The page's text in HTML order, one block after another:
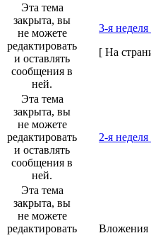
Эта тема
закрыта, вы
не можете
редактировать
и оставлять
сообщения в
ней.
3-я
[ На
Эта тема
закрыта, вы
не можете
редактировать
и оставлять
сообщения в
ней.
2-я
Эта тема
закрыта, вы
не можете
редактировать
Вложения